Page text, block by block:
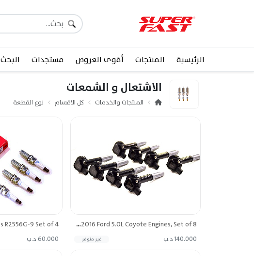
الرئيسية المنتجات أقوى العروض مستجدات البحث
الاشتعال و الشمعات
المنتجات والخدمات كل الاقسام نوع القطعة
ACCEL Super Coil Series 2011-2016 Ford 5.0L Coyote Engines, Set of 8
140.000 د.ب غير متوفر 60.000 د.ب